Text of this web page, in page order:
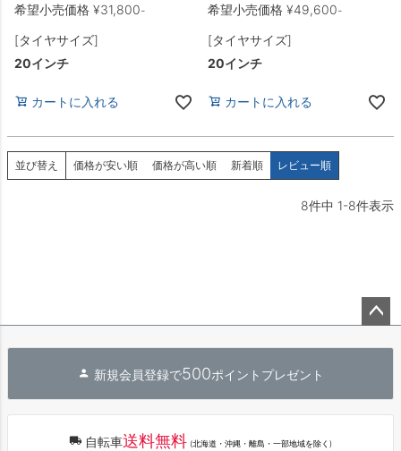
希望小売価格 ¥31,800-
[タイヤサイズ]
20インチ
カートに入れる
希望小売価格 ¥49,600-
[タイヤサイズ]
20インチ
カートに入れる
並び替え 価格が安い順 価格が高い順 新着順 レビュー順
8件中 1-8件表示
新規会員登録で500ポイントプレゼント
自転車送料無料 (北海道・沖縄・離島・一部地域を除く)